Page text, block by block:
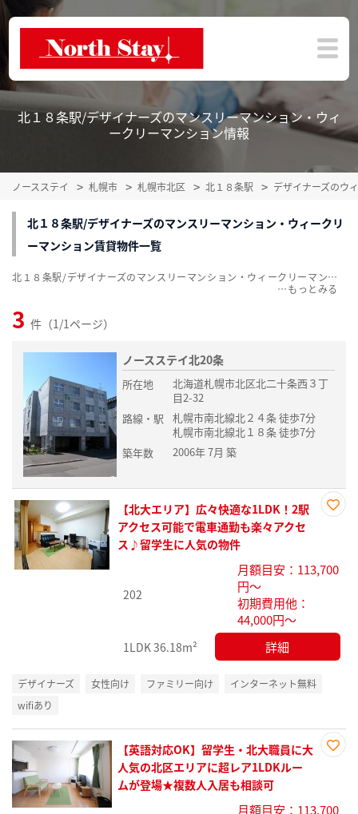
北１８条駅/デザイナーズのマンスリーマンション・ウィ
ークリーマンション情報
ノースステイ 札幌市 札幌市北区 北１８条駅 デザイナーズのウ
北１８条駅/デザイナーズのマンスリーマンション・ウィークリ
ーマンション賃貸物件一覧
3 件（1/1ページ）
ノースステイ北20条
所在地
北海道札幌市北区北二十条西３丁
目2-32
路線・駅
札幌市南北線北２４条 徒歩7分
札幌市南北線北１８条 徒歩7分
築年数
2006年 7月 築
録
【北大エリア】広々快適な1LDK！2駅
アクセス可能で電車通勤も楽々アクセ
ス♪留学生に人気の物件
202
月額目安：113,700
円～
初期費用他：
44,000円～
1LDK36.18m² 詳細
デザイナーズ 女性向け ファミリー向け
インターネット無料
wifiあり
【英語対応OK】留学生・北大職員に大
人気の北区エリアに超レア1LDKルー
ムが登場★複数人入居も相談可
月額目安：113,700
北１８条駅/デザイナーズのマンスリーマンション・ウィークリーマンション賃貸物件一覧を掲載中。敷金・礼金無料、家具・家電付をご紹介。こだわり条件での絞込みも簡単！
…